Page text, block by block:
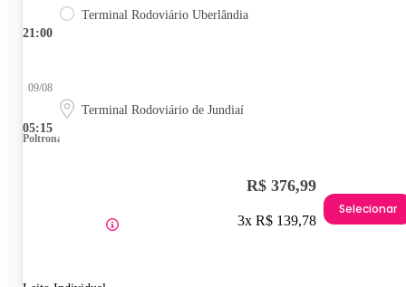
21:00
Terminal Rodoviário Uberlândia
05:15
09/08
Terminal Rodoviário de Jundiaí
Poltrona
R$ 376,99
3x R$ 139,78
Selecionar